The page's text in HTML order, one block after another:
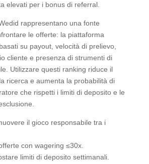
elevati per i bonus di referral.
rappresentano una fonte
le offerte: la piattaforma
su payout, velocità di prelievo,
cliente e presenza di strumenti di
Utilizzare questi ranking riduce il
ricerca e aumenta la probabilità di
che rispetti i limiti di deposito e le
il gioco responsabile tra i
con wagering ≤30x.
limiti di deposito settimanali.